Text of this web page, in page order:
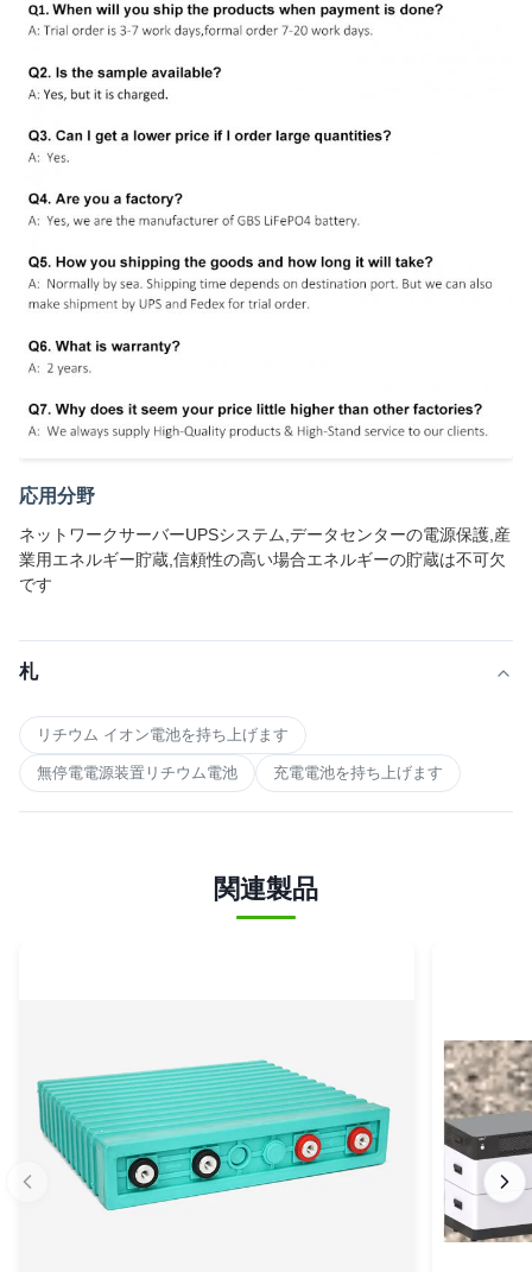
応用分野
ネットワークサーバーUPSシステム,データセンターの電源保護,産
業用エネルギー貯蔵,信頼性の高い場合エネルギーの貯蔵は不可欠
です
札
リチウム イオン電池を持ち上げます
無停電電源装置リチウム電池 充電電池を持ち上げます
関連製品